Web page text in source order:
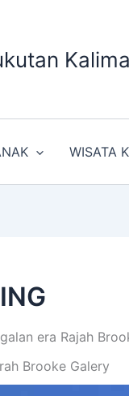
WISATA
era Rajah
Brooke Galery